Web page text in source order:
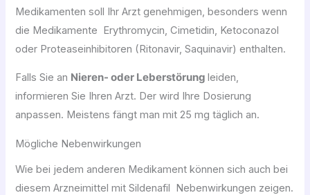
Medikamenten soll Ihr Arzt genehmigen, besonders wenn
die Medikamente Erythromycin, Cimetidin, Ketoconazol
oder Proteaseinhibitoren (Ritonavir, Saquinavir) enthalten.
Falls Sie an Nieren- oder Leberstörungleiden,
informieren Sie Ihren Arzt. Der wird Ihre Dosierung
anpassen. Meistens fängt man mit 25 mg täglich an.
Mögliche Nebenwirkungen
Wie bei jedem anderen Medikament können sich auch bei
diesem Arzneimittel mit Sildenafil Nebenwirkungen zeigen.